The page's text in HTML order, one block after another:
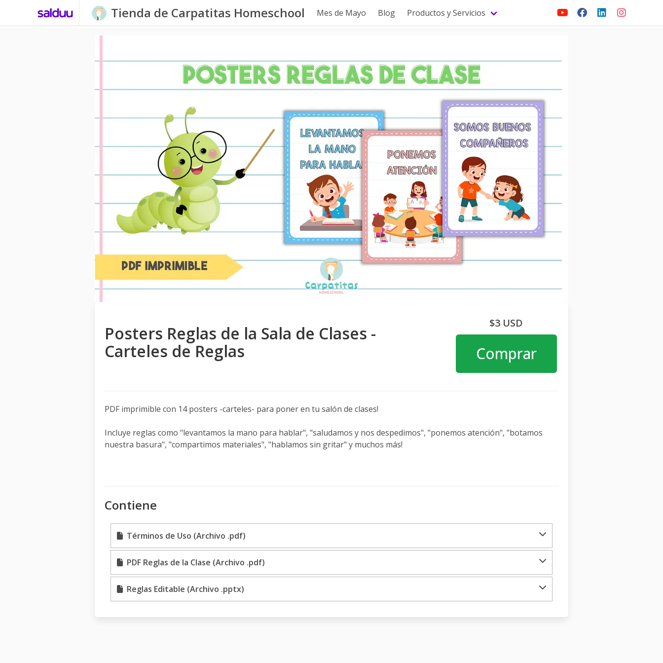
Tienda de Carpatitas Homeschool Mes de Mayo Blog Productos y Servicios
Posters Reglas de la Sala de Clases -
Carteles de Reglas
$3 USD
Comprar
PDF imprimible con 14 posters -carteles- para poner en tu salón de clases!
Incluye reglas como "levantamos la mano para hablar", "saludamos y nos despedimos", "ponemos atención", "botamos
nuestra basura", "compartimos materiales", "hablamos sin gritar" y muchos más!
Contiene
Términos de Uso (Archivo .pdf)
PDF Reglas de la Clase (Archivo .pdf)
Reglas Editable (Archivo .pptx)